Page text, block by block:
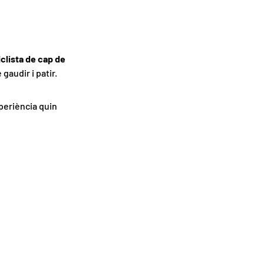
de cap de
gaudir i patir.
quin